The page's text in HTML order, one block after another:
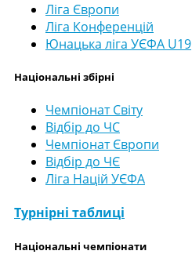
Ліга Європи
Ліга Конференцій
Юнацька ліга УЄФА U19
Національні збірні
Чемпіонат Світу
Відбір до ЧС
Чемпіонат Європи
Відбір до ЧЄ
Ліга Націй УЄФА
Турнірні таблиці
Національні чемпіонати